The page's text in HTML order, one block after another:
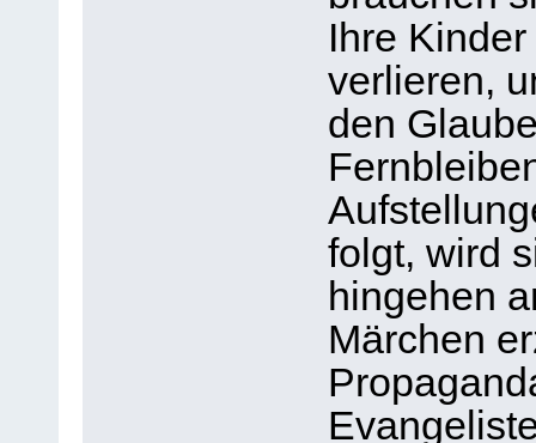
Ihre
verlieren,
den
folgt, wird
hingehen
Märchen